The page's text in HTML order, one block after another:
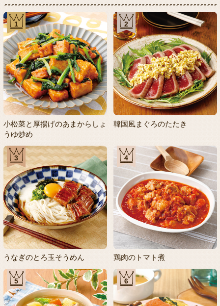
1
小松菜と厚揚げのあまからしょ
うゆ炒め
2
韓国風まぐろのたたき
3
うなぎのとろ玉そうめん
4
鶏肉のトマト煮
5 6